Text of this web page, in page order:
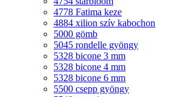
4778 Fatima keze
4884 xilion szív kabochon
5000 gömb
5045 rondelle gyöngy
5328 bicone 3 mm
5328 bicone 4 mm
5328 bicone 6 mm
5500 csepp gyöngy